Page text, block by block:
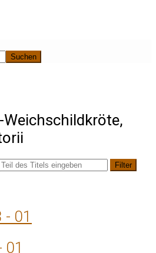
Suchen
Weichschildkröte,
Filter
- 01
01